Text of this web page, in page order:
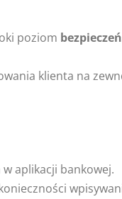
poziom
klienta na
aplikacji bankowej.